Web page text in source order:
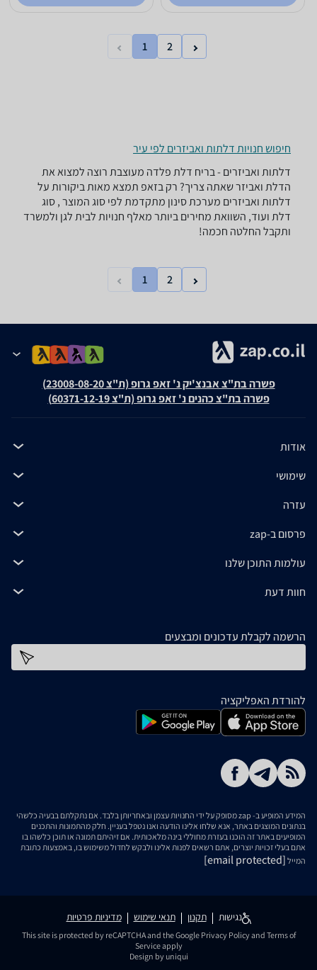
1 2
חיפוש חנויות דלתות ואביזרים לפי עיר
דלתות ואביזרים - ‏בריח ‏דלת פלדה מעוצבת רוצה למצוא את
הדלת ואביזר שאתה צריך? רק בזאפ תמצא מאות ביקורות על
דלתות ואביזרים מערכת סינון מתקדמת לפי סוג המוצר , סוג
דלת ועוד, השוואת מחירים ביותר מאלף חנויות לבית לגן ולמשרד
ותקבל החלטה חכמה!
1 2
פשרה בת"צ אבנצ'יק נ' זאפ גרופ (ת"צ 23008-08-20)
פשרה בת"צ כהנים נ' זאפ גרופ (ת"צ 60371-12-19)
אודות
שימושי
עזרה
פרסום ב-zap
עולמות התוכן שלנו
חוות דעת
הרשמה לקבלת עדכונים ומבצעים
להורדת האפליקציה
המידע המופיע ב- zap מסופק על ידי החנויות עצמן ובאחריותן בלבד. אם נתקלתם בבעיה כלשהי
בנתונים המוצגים באתר, אנא שלחו אלינו הודעה ואנו נטפל בעניין. חלק מהתמונות והתכנים
המופיעים באתר זה הוכנו בעזרת מחוללי בינה מלאכותית. אם זיהיתם תמונה או תוכן כלשהו בו
אתם בעלי זכויות יוצרים, אתם רשאים לפנות אלינו ולבקש לחדול משימוש בו, באמצעות כתובת
המייל [email protected]
נגישות תקנון תנאי שימוש מדיניות פרטיות
This site is protected by reCAPTCHA and the Google Privacy Policyand Terms of
Serviceapply
Design by uniqui